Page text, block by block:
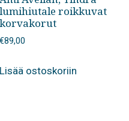
lumihiutale roikkuvat
korvakorut
€89,00
Lisää ostoskoriin